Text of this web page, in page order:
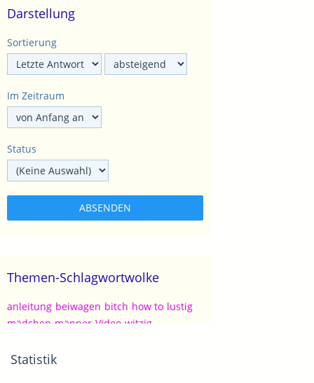
Darstellung
Sortierung
Im Zeitraum
Status
Themen-Schlagwortwolke
anleitung beiwagen bitch how to lustig
mädchen männer Video witzig
Statistik